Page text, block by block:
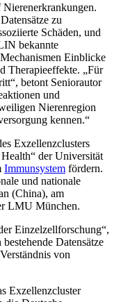
zu
Schäden, und
bekannte
Einblicke
Therapieeffekte. „Für
betont Seniorautor
und
Nierenregion
kennen.“
Exzellenzclusters
der Universität
Immunsystem fördern.
und nationale
(China), am
LMU München.
Einzelzellforschung“,
Datensätze
von
Exzellenzcluster